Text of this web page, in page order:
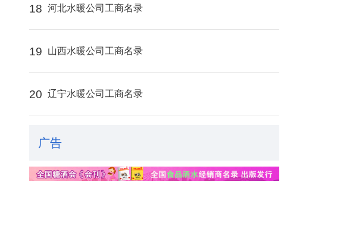
18 河北水暖公司工商名录
19 山西水暖公司工商名录
20 辽宁水暖公司工商名录
广告